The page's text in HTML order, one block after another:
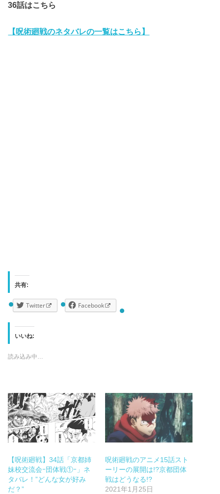
36話はこちら
【呪術廻戦のネタバレの一覧はこちら】
共有:
Twitter Facebook
いいね:
読み込み中…
【呪術廻戦】34話「京都姉
妹校交流会ｰ団体戦①ｰ」ネ
タバレ！”どんな女が好み
だ？”
呪術廻戦のアニメ15話スト
ーリーの展開は!?京都団体
戦はどうなる!?
2021年1月25日